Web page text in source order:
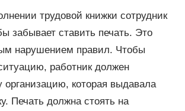
трудовой книжки сотрудник
забывает ставить печать. Это
нарушением правил. Чтобы
работник должен
организацию, которая выдавала
Печать должна стоять на